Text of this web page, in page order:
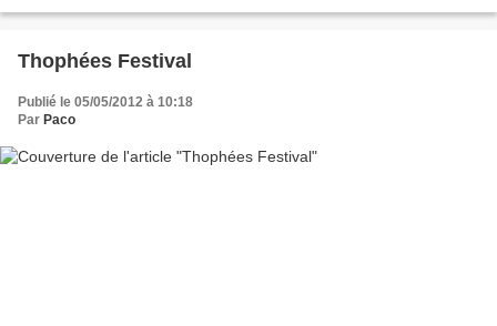
Thophées Festival
Publié le 05/05/2012 à 10:18
Par Paco